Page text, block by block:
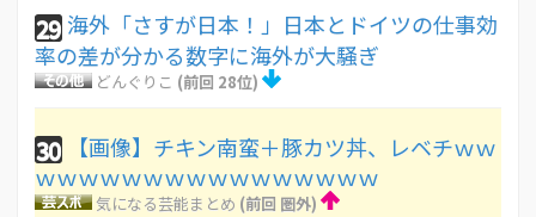
29 海外「さすが日本！」日本とドイツの仕事効
率の差が分かる数字に海外が大騒ぎ
どんぐりこ (前回 28位)
30
【画像】チキン南蛮＋豚カツ丼、レベチｗｗ
ｗｗｗｗｗｗｗｗｗｗｗｗｗｗｗｗ
気になる芸能まとめ (前回 圏外)